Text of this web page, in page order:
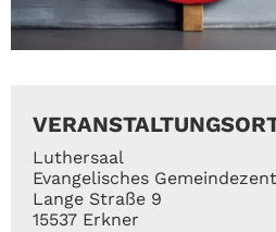
Luthersaal
Evangelisches
Lange Straße 9
15537 Erkner